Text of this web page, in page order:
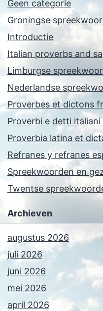
Geen categorie
Groningse
Introductie
Italian proverbs and
Limburgse
Nederlandse
Proverbes et dictons
Proverbi e detti italiani
Proverbia latina et
Refranes y refranes
Spreekwoorden en
Twentse
Archieven
augustus 2026
juli 2026
juni 2026
mei 2026
april 2026